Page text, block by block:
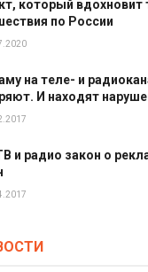
который вдохновит
по России
на теле- и
И находят
и радио закон о